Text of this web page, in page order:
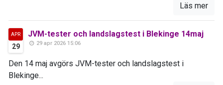
Läs mer
APR
29
JVM-tester och landslagstest i Blekinge 14maj
29 apr 2026 15:06
Den 14 maj avgörs JVM-tester och landslagstest i
Blekinge...